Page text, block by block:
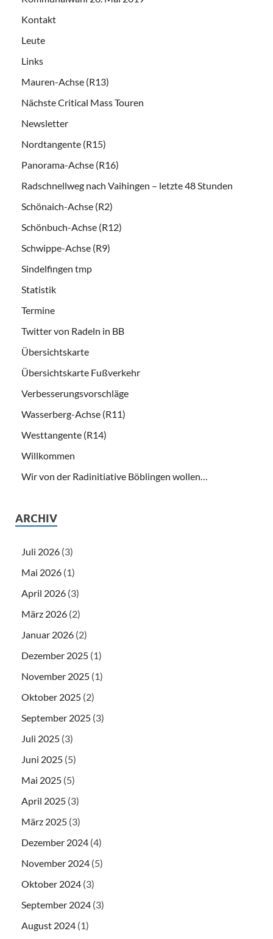
Kontakt
Leute
Links
Mauren-Achse (R13)
Nächste Critical Mass Touren
Newsletter
Nordtangente (R15)
Panorama-Achse (R16)
Radschnellweg nach Vaihingen – letzte 48 Stunden
Schönaich-Achse (R2)
Schönbuch-Achse (R12)
Schwippe-Achse (R9)
Sindelfingen tmp
Statistik
Termine
Twitter von Radeln in BB
Übersichtskarte
Übersichtskarte Fußverkehr
Verbesserungsvorschläge
Wasserberg-Achse (R11)
Westtangente (R14)
Willkommen
Wir von der Radinitiative Böblingen wollen…
ARCHIV
Juli 2026 (3)
Mai 2026 (1)
April 2026 (3)
März 2026 (2)
Januar 2026 (2)
Dezember 2025 (1)
November 2025 (1)
Oktober 2025 (2)
September 2025 (3)
Juli 2025 (3)
Juni 2025 (5)
Mai 2025 (5)
April 2025 (3)
März 2025 (3)
Dezember 2024 (4)
November 2024 (5)
Oktober 2024 (3)
September 2024 (3)
August 2024 (1)